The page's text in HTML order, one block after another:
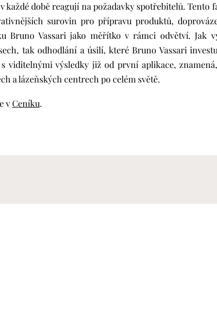
době reagují na požadavky spotřebitelů. Tento
surovin pro přípravu produktů,
Bruno Vassari jako měřítko v rámci odvětví. Jak
tak odhodlání a úsilí, které Bruno Vassari
viditelnými výsledky již od první aplikace,
a lázeňských centrech po celém světě.
v Ceníku.